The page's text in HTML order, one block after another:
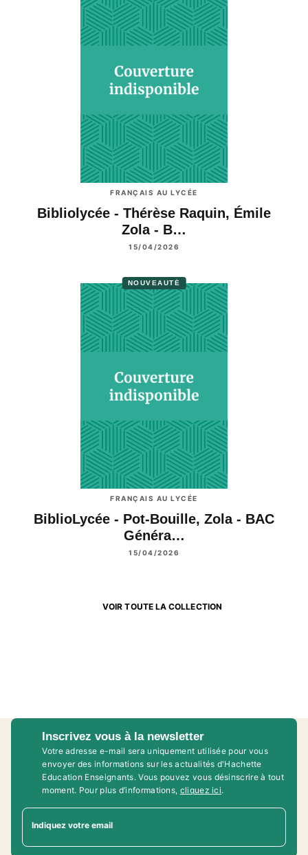
FRANÇAIS AU LYCÉE
Bibliolycée - Thérèse Raquin, Émile
Zola - B…
15/04/2026
NOUVEAUTÉ
FRANÇAIS AU LYCÉE
BiblioLycée - Pot-Bouille, Zola - BAC
Généra…
15/04/2026
VOIR TOUTE LA COLLECTION
Inscrivez vous à la newsletter
Votre adresse e-mail sera uniquement utilisée pour vous
envoyer des informations sur les actualités d'Hachette
Education Enseignants. Vous pouvez vous désinscrire à tout
moment. Pour plus d’informations, cliquez ici.
Indiquez votre email